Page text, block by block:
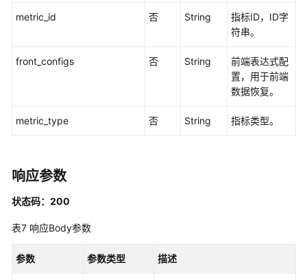
权
metric_id 否 String
指标ID，ID字
符串。
front_configs 否 String
前端表达式配
置，用于前端
数据恢复。
metric_type 否 String 指标类型。
响应参数
状态码：200
表7 响应Body参数
参数 参数类型 描述